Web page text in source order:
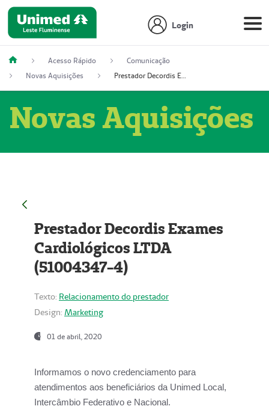
Login
Acesso Rápido
Comunicação
Novas Aquisições
Prestador Decordis Exames Cardiológicos LTDA (51004347-4)
Novas Aquisições
Prestador Decordis Exames
Cardiológicos LTDA
(51004347-4)
Texto: Relacionamento do prestador
Design: Marketing
01 de abril, 2020
Informamos o novo credenciamento para
atendimentos aos beneficiários da Unimed Local,
Intercâmbio Federativo e Nacional.